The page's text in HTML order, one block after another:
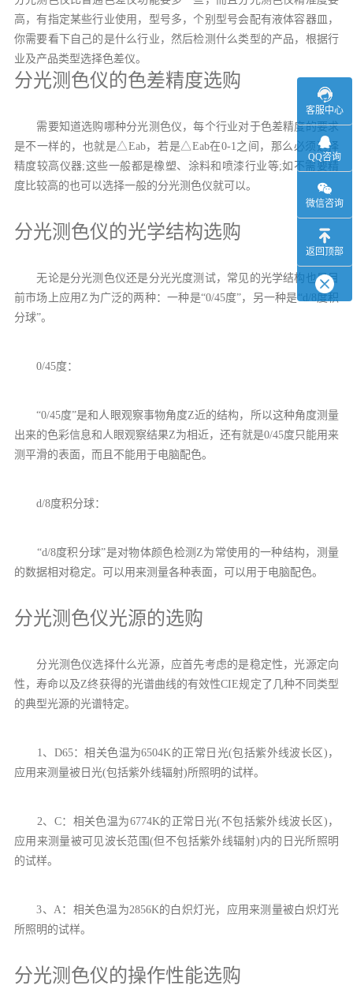
高，有指定某些行业使用，型号多，个别型号会配有液体容器皿，
你需要看下自己的是什么行业，然后检测什么类型的产品，根据行
业及产品类型选择色差仪。
分光测色仪的色差精度选购
需要知道选购哪种分光测色仪，每个行业对于色差精度的要求
是不一样的，也就是△Eab，若是△Eab在0-1之间，那么必须选择
精度较高仪器;这些一般都是橡塑、涂料和喷漆行业等;如不需要精
度比较高的也可以选择一般的分光测色仪就可以。
分光测色仪的光学结构选购
无论是分光测色仪还是分光光度测试，常见的光学结构也是目
前市场上应用Z为广泛的两种：一种是“0/45度”，另一种是“d/8度积
分球”。
0/45度：
“0/45度”是和人眼观察事物角度Z近的结构，所以这种角度测量
出来的色彩信息和人眼观察结果Z为相近，还有就是0/45度只能用来
测平滑的表面，而且不能用于电脑配色。
d/8度积分球：
“d/8度积分球”是对物体颜色检测Z为常使用的一种结构，测量
的数据相对稳定。可以用来测量各种表面，可以用于电脑配色。
分光测色仪光源的选购
分光测色仪选择什么光源，应首先考虑的是稳定性，光源定向
性，寿命以及Z终获得的光谱曲线的有效性CIE规定了几种不同类型
的典型光源的光谱特定。
1、D65：相关色温为6504K的正常日光(包括紫外线波长区)，
应用来测量被日光(包括紫外线辐射)所照明的试样。
2、C：相关色温为6774K的正常日光(不包括紫外线波长区)，
应用来测量被可见波长范围(但不包括紫外线辐射)内的日光所照明
的试样。
3、A：相关色温为2856K的白炽灯光，应用来测量被白炽灯光
所照明的试样。
分光测色仪的操作性能选购
客服中心
QQ咨询
微信咨询
返回顶部